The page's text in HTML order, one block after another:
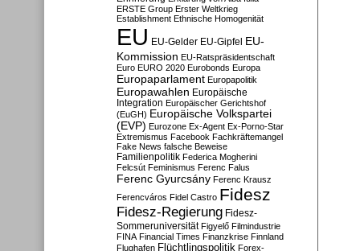
ERSTE Group Erster Weltkrieg
Establishment Ethnische Homogenität
EU EU-Gelder EU-Gipfel EU-
Kommission EU-Ratspräsidentschaft
Euro EURO 2020 Eurobonds Europa
Europaparlament Europapolitik
Europawahlen Europäische
Integration Europäischer Gerichtshof
(EuGH) Europäische Volkspartei
(EVP) Eurozone Ex-Agent Ex-Porno-Star
Extremismus Facebook Fachkräftemangel
Fake News falsche Beweise
Familienpolitik Federica Mogherini
Felcsút Feminismus Ferenc Falus
Ferenc Gyurcsány Ferenc Krausz
Ferencváros Fidel Castro Fidesz
Fidesz-Regierung Fidesz-
Sommeruniversität Figyelő Filmindustrie
FINA Financial Times Finanzkrise Finnland
Flughafen Flüchtlingspolitik Forex-